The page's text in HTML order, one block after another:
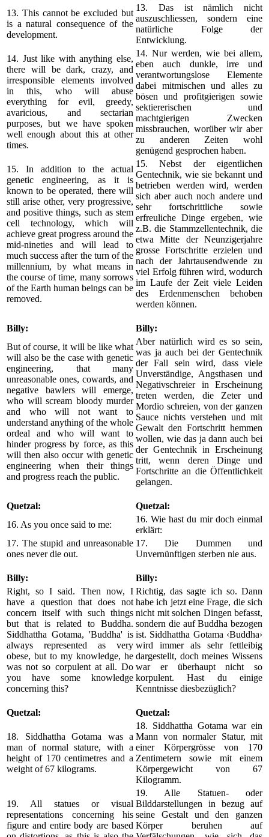
13. This cannot be excluded but
is a natural consequence of the
development.
13. Das ist nämlich nicht
auszuschliessen, sondern eine
natürliche Folge der
Entwicklung.
14. Just like with anything else,
there will be dark, crazy, and
irresponsible elements involved
in this, who will abuse
everything for evil, greedy,
avaricious, and sectarian
purposes, but we have spoken
well enough about this at other
times.
14. Nur werden, wie bei allem,
eben auch dunkle, irre und
verantwortungslose Elemente
dabei mitmischen und alles zu
bösen und profitgierigen sowie
sektiererischen und
machtgierigen Zwecken
missbrauchen, worüber wir aber
zu anderen Zeiten wohl
genügend gesprochen haben.
15. In addition to the actual
genetic engineering, as it is
known to be operated, there will
still arise other, very progressive,
and positive things, such as stem
cell technology, which will
achieve great progress around the
mid-nineties and will lead to
much success after the turn of the
millennium, by what means in
the course of time, many sorrows
of the Earth human beings can be
removed.
15. Nebst der eigentlichen
Gentechnik, wie sie bekannt und
betrieben werden wird, werden
sich aber auch noch andere und
sehr fortschrittliche sowie
erfreuliche Dinge ergeben, wie
z.B. die Stammzellentechnik, die
etwa Mitte der Neunzigerjahre
grosse Fortschritte erzielen und
nach der Jahrtausendwende zu
viel Erfolg führen wird, wodurch
im Laufe der Zeit viele Leiden
des Erdenmenschen behoben
werden können.
Billy:
Billy:
But of course, it will be like what
will also be the case with genetic
engineering, that many
unreasonable ones, cowards, and
negative bawlers will emerge,
who will scream bloody murder
and who will not want to
understand anything of the whole
ordeal and who will want to
hinder progress by force, as this
will then also occur with genetic
engineering when their things
and progress reach the public.
Aber natürlich wird es so sein,
was ja auch bei der Gentechnik
der Fall sein wird, dass viele
Unverständige, Angsthasen und
Negativschreier in Erscheinung
treten werden, die Zeter und
Mordio schreien, von der ganzen
Sauce nichts verstehen und mit
Gewalt den Fortschritt hemmen
wollen, wie das ja dann auch bei
der Gentechnik in Erscheinung
tritt, wenn deren Dinge und
Fortschritte an die Öffentlichkeit
gelangen.
Quetzal:
Quetzal:
16. As you once said to me:
16. Wie hast du mir doch einmal
erklärt:
17. The stupid and unreasonable
ones never die out.
17. Die Dummen und
Unvernünftigen sterben nie aus.
Billy:
Billy:
Right, so I said. Then now, I
have a question that does not
concern itself with such things
but that is related to Buddha.
Siddhattha Gotama, 'Buddha' is
always represented as very
obese, but to my knowledge, he
was not so corpulent at all. Do
you have some knowledge
concerning this?
Richtig, das sagte ich so. Dann
habe ich jetzt eine Frage, die sich
nicht mit solchen Dingen befasst,
sondern die auf Buddha bezogen
ist. Siddhattha Gotama ‹Buddha›
wird immer als sehr fettleibig
dargestellt, doch meines Wissens
war er überhaupt nicht so
korpulent. Hast du einige
Kenntnisse diesbezüglich?
Quetzal: Quetzal:
18. Siddhattha Gotama was a
man of normal stature, with a
height of 170 centimetres and a
weight of 67 kilograms.
18. Siddhattha Gotama war ein
Mann von normaler Statur, mit
einer Körpergrösse von 170
Zentimetern sowie mit einem
Körpergewicht von 67
Kilogramm.
19. All statues or visual
representations concerning his
figure and entire body are based
19. Alle Statuen- oder
Bilddarstellungen in bezug auf
seine Gestalt und den ganzen
Körper beruhen auf